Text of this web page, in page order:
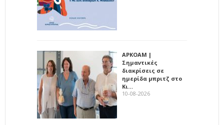
ΑΡΚΟΑΜ |
Σημαντικές
διακρίσεις σε
ημερίδα μπριτζ στο
Κι…
10-08-2026